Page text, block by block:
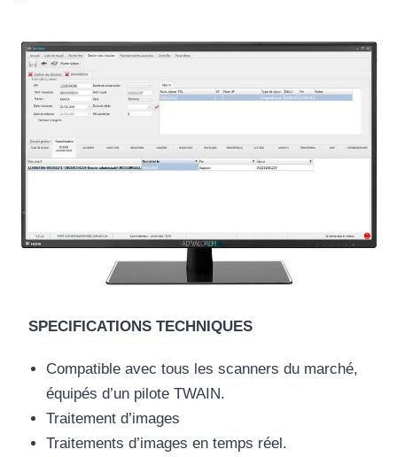
SPECIFICATIONS TECHNIQUES
Compatible avec tous les scanners du marché,
équipés d’un pilote TWAIN.
Traitement d’images
Traitements d’images en temps réel.